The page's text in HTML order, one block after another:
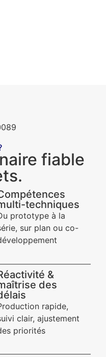
fiable
techniques
prototype à la
sur plan ou co-
&
des
rapide,
clair, ajustement
priorités